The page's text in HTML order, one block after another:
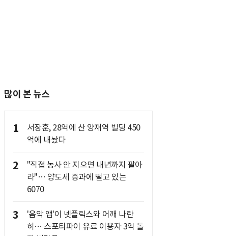
많이 본 뉴스
1
서장훈, 28억에 산 양재역 빌딩 450
억에 내놨다
2
"직접 농사 안 지으면 내년까지 팔아
라"… 양도세 중과에 떨고 있는
6070
3
'음악 앱'이 넷플릭스와 어깨 나란
히… 스포티파이 유료 이용자 3억 돌